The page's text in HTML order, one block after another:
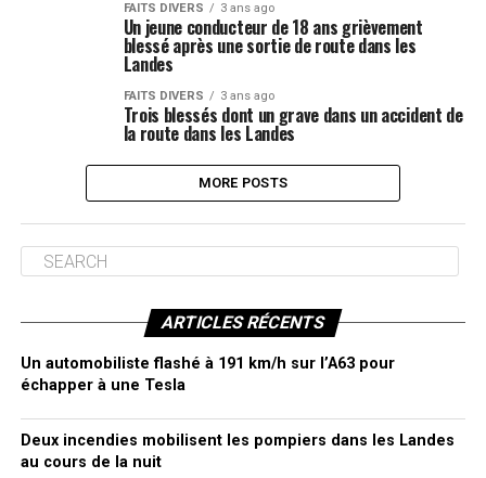
FAITS DIVERS 3 ans ago
Un jeune conducteur de 18 ans grièvement
blessé après une sortie de route dans les
Landes
FAITS DIVERS 3 ans ago
Trois blessés dont un grave dans un accident de
la route dans les Landes
MORE POSTS
ARTICLES RÉCENTS
Un automobiliste flashé à 191 km/h sur l’A63 pour
échapper à une Tesla
Deux incendies mobilisent les pompiers dans les Landes
au cours de la nuit